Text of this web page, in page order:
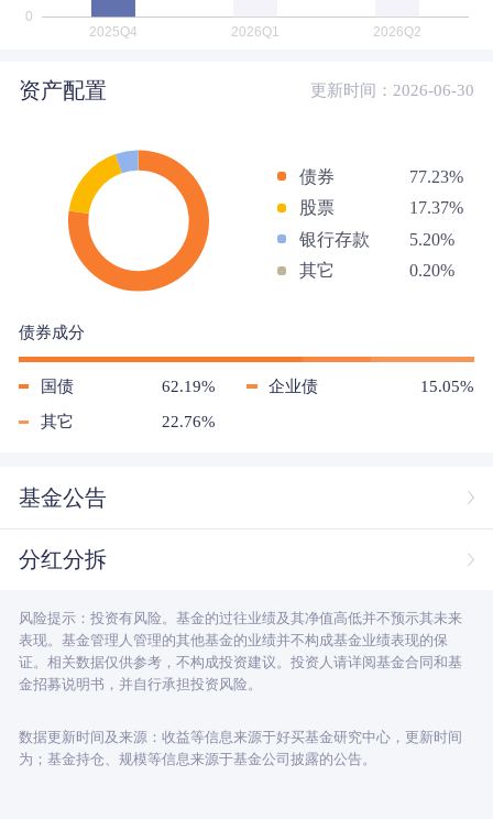
资产配置 更新时间：2026-06-30
债券
77.23%
股票
17.37%
银行存款
5.20%
其它
0.20%
债券成分
国债 62.19% 企业债 15.05%
其它 22.76%
基金公告
分红分拆
风险提示：投资有风险。基金的过往业绩及其净值高低并不预示其未来
表现。基金管理人管理的其他基金的业绩并不构成基金业绩表现的保
证。相关数据仅供参考，不构成投资建议。投资人请详阅基金合同和基
金招募说明书，并自行承担投资风险。
数据更新时间及来源：收益等信息来源于好买基金研究中心，更新时间
为；基金持仓、规模等信息来源于基金公司披露的公告。